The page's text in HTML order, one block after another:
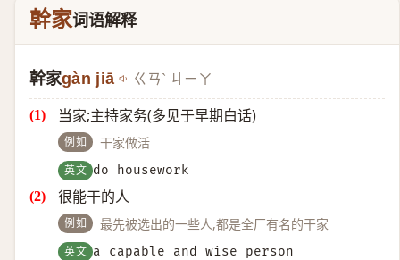
幹家词语解释
幹家gàn jiā ㄍㄢˋ ㄐㄧㄚ
当家;主持家务(多见于早期白话)
例如 干家做活
英文 do housework
很能干的人
例如 最先被选出的一些人,都是全厂有名的干家
英文 a capable and wise person